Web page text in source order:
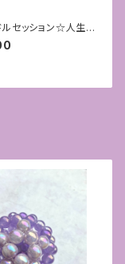
セッション☆人生が
読みカウンセリング